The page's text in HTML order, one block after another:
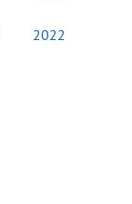
2022